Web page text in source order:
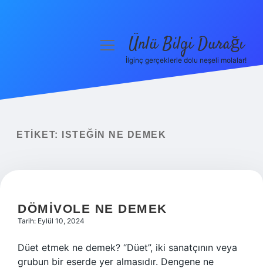
Yasal Uyarı
menüyüÜnlü Bilgi Durağı
İlginç gerçeklerle dolu neşeli molalar!
ETIKET: ISTEĞIN NE DEMEK
DÖMIVOLE NE DEMEK
Tarih: Eylül 10, 2024
Düet etmek ne demek? “Düet”, iki sanatçının veya
grubun bir eserde yer almasıdır. Dengene ne